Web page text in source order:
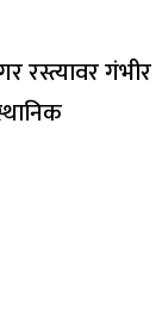
रस्त्यावर गंभीर